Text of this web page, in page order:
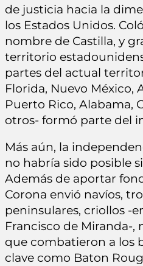
de justicia hacia la
los Estados Unidos.
nombre de Castilla, y
territorio
partes del actual
Florida, Nuevo México,
Puerto Rico, Alabama,
otros- formó parte del
Más aún, la
no habría sido posible
Además de aportar
Corona envió navíos,
peninsulares, criollos -
Francisco de Miranda-,
que combatieron a los
clave como Baton